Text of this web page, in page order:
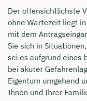
Der offensichtlichste
ohne Wartezeit liegt
mit dem
Sie sich in
sei es aufgrund eines
bei akuter
Eigentum umgehend
Ihnen und Ihrer